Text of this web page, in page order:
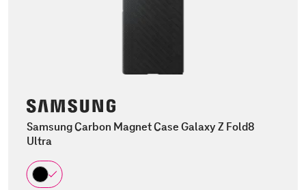
Samsung Carbon Magnet Case Galaxy Z Fold8
Ultra